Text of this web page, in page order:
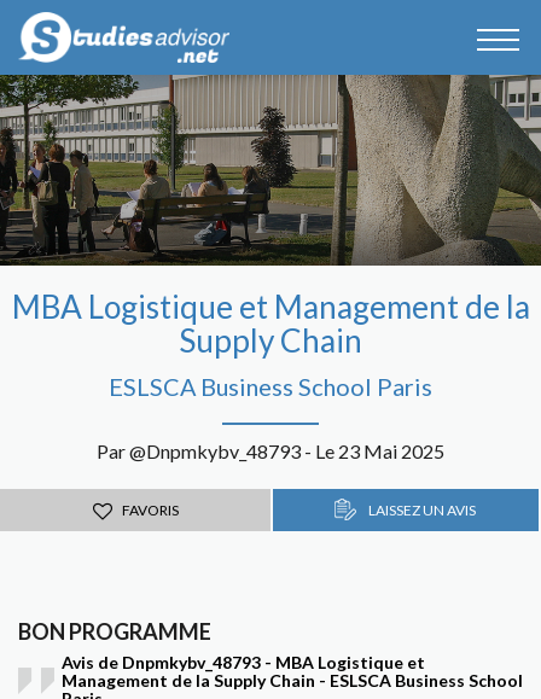
MBA Logistique et Management de la
Supply Chain
ESLSCA Business School Paris
Par @Dnpmkybv_48793 - Le 23 Mai 2025
FAVORIS LAISSEZ UN AVIS
BON PROGRAMME
Avis de Dnpmkybv_48793 - MBA Logistique et
Management de la Supply Chain - ESLSCA Business School